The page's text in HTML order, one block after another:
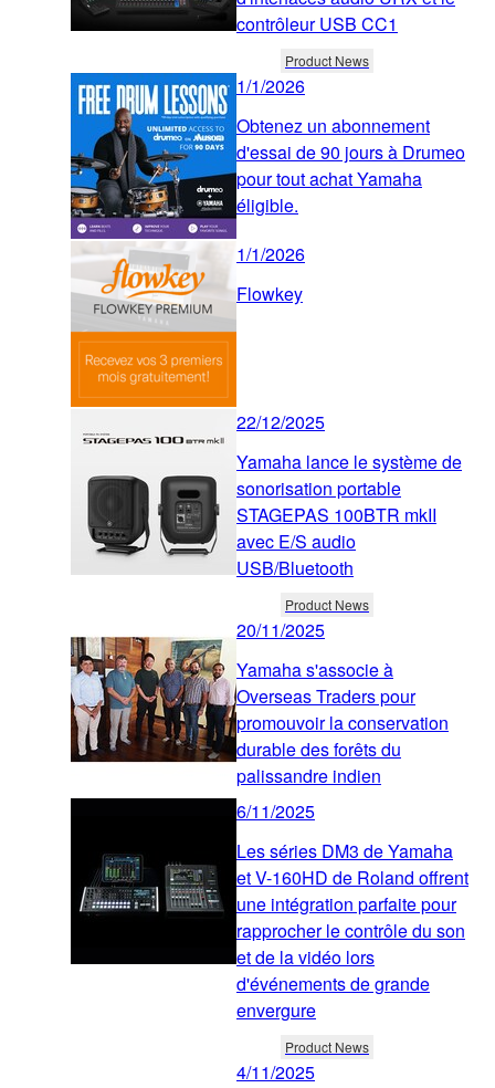
contrôleur USB CC1
Product News
1/1/2026
Obtenez un abonnement
d'essai de 90 jours à Drumeo
pour tout achat Yamaha
éligible.
1/1/2026
Flowkey
22/12/2025
Yamaha lance le système de
sonorisation portable
STAGEPAS 100BTR mkII
avec E/S audio
USB/Bluetooth
Product News
20/11/2025
Yamaha s'associe à
Overseas Traders pour
promouvoir la conservation
durable des forêts du
palissandre indien
6/11/2025
Les séries DM3 de Yamaha
et V-160HD de Roland offrent
une intégration parfaite pour
rapprocher le contrôle du son
et de la vidéo lors
d'événements de grande
envergure
Product News
4/11/2025